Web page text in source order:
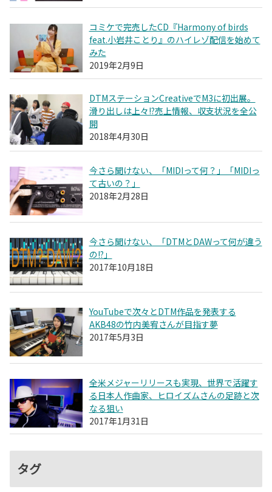
コミケで完売したCD『Harmony of birds
feat.小岩井ことり』のハイレゾ配信を始めて
みた
2019年2月9日
DTMステーションCreativeでM3に初出展。
滑り出しは上々!?売上情報、収支状況を全公
開
2018年4月30日
今さら聞けない、「MIDIって何？」「MIDIっ
て古いの？」
2018年2月28日
今さら聞けない、「DTMとDAWって何が違う
の!?」
2017年10月18日
YouTubeで次々とDTM作品を発表する
AKB48の竹内美宥さんが目指す夢
2017年5月3日
全米メジャーリリースも実現、世界で活躍す
る日本人作曲家、ヒロイズムさんの足跡と次
なる狙い
2017年1月31日
タグ